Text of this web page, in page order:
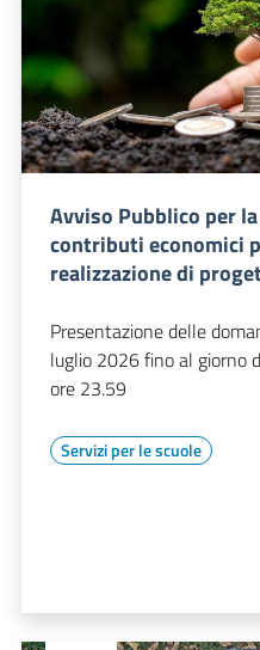
Avviso Pubblico per
contributi economici
realizzazione di
Presentazione delle
luglio 2026 fino al giorno
ore 23.59
Servizi per le scuole